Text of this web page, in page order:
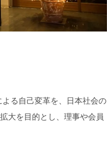
る自己変革を、日本社会の
大を目的とし、理事や会員